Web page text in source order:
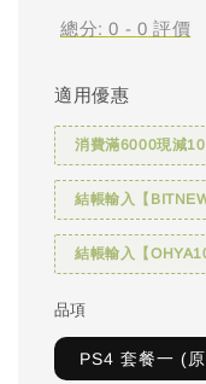
總分:0 - 0 評價
適用優惠
消費滿6000現減
結帳輸入【
結帳輸入【
品項
PS4 套餐一 (